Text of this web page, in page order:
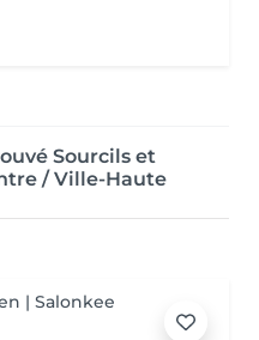
Sourcils et
/ Ville-Haute